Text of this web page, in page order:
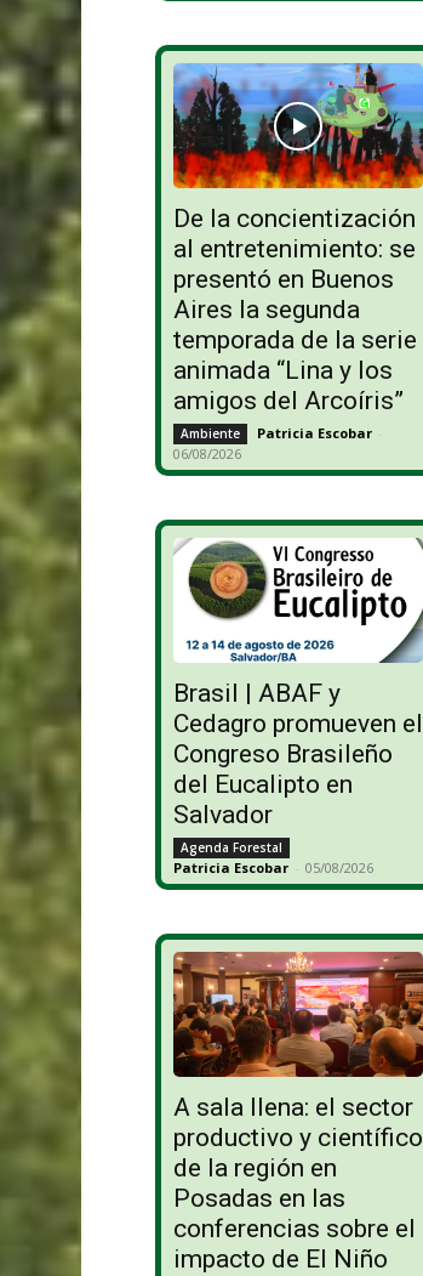
De la concientización
al entretenimiento: se
presentó en Buenos
Aires la segunda
temporada de la serie
animada “Lina y los
amigos del Arcoíris”
Ambiente Patricia Escobar -
06/08/2026
Brasil | ABAF y
Cedagro promueven el
Congreso Brasileño
del Eucalipto en
Salvador
Agenda Forestal
Patricia Escobar - 05/08/2026
A sala llena: el sector
productivo y científico
de la región en
Posadas en las
conferencias sobre el
impacto de El Niño